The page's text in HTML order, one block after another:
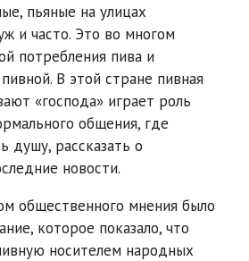
пьяные на улицах
и часто. Это во многом
потребления пива и
В этой стране пивная
«господа» играет роль
общения, где
душу, рассказать о
новости.
общественного мнения было
которое показало, что
носителем народных